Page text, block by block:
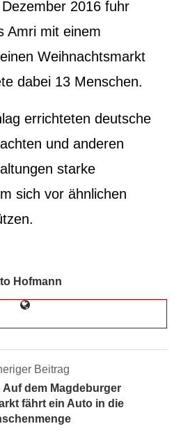
2016 fuhr
Amri mit einem
Weihnachtsmarkt
dabei 13 Menschen.
errichteten deutsche
und anderen
starke
sich vor ähnlichen
Hofmann
Beitrag
Auf dem Magdeburger
fährt ein Auto in die